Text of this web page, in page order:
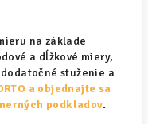
na základe
a dĺžkové miery,
stuženie a
a objednajte sa
podkladov.